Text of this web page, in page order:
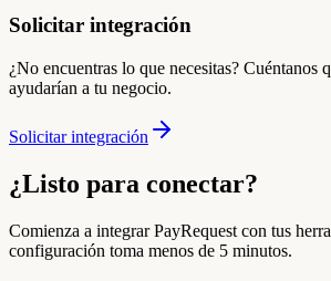
Solicitar integración
¿No encuentras lo que necesitas? Cuéntanos
ayudarían a tu negocio.
Solicitar integración
¿Listo para conectar?
Comienza a integrar PayRequest con tus
configuración toma menos de 5 minutos.